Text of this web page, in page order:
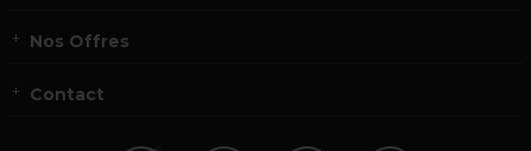
Nos Offres
Contact